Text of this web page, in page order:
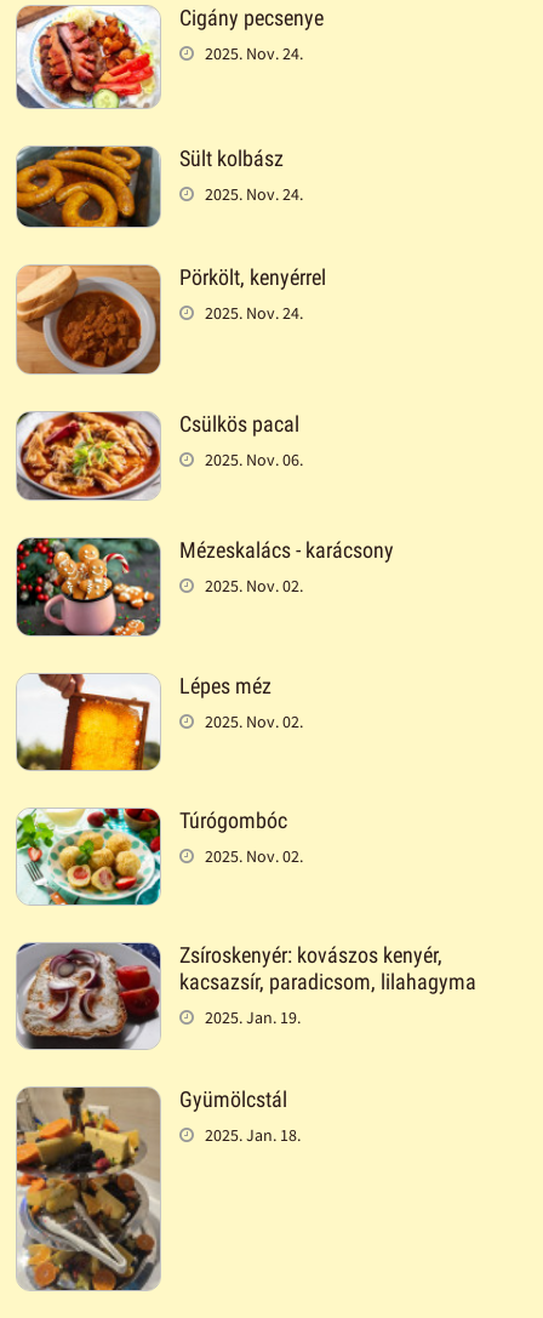
Cigány pecsenye
2025. Nov. 24.
Sült kolbász
2025. Nov. 24.
Pörkölt, kenyérrel
2025. Nov. 24.
Csülkös pacal
2025. Nov. 06.
Mézeskalács - karácsony
2025. Nov. 02.
Lépes méz
2025. Nov. 02.
Túrógombóc
2025. Nov. 02.
Zsíroskenyér: kovászos kenyér,
kacsazsír, paradicsom, lilahagyma
2025. Jan. 19.
Gyümölcstál
2025. Jan. 18.